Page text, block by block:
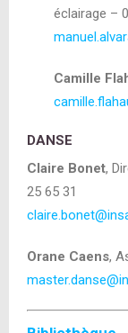
éclairage –
Camille
DANSE
Claire Bonet,
25 65 31
Orane Caens,